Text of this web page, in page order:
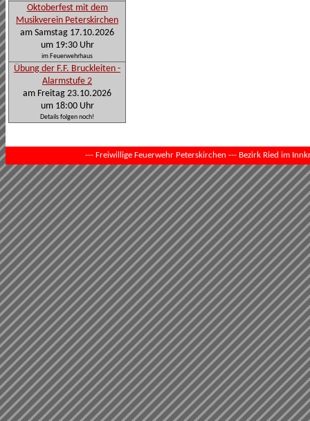
Oktoberfest mit dem
Musikverein Peterskirchen
am Samstag 17.10.2026
um 19:30 Uhr
im Feuerwehrhaus
Übung der F.F. Bruckleiten -
Alarmstufe 2
am Freitag 23.10.2026
um 18:00 Uhr
Details folgen noch!
--- Freiwillige Feuerwehr Peterskirchen --- Bezirk Ried im